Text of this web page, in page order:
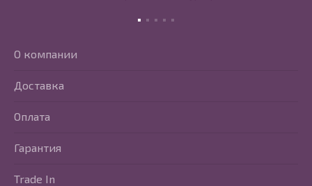
О компании
Доставка
Оплата
Гарантия
Trade In